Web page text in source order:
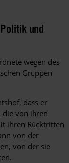
und
wegen des
Gruppen
dass er
die von ihren
ihren Rücktritten
von der
von der sie